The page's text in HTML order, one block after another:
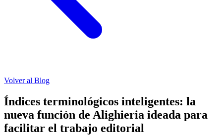
Volver al Blog
Índices terminológicos inteligentes: la
nueva función de Alighieria ideada para
facilitar el trabajo editorial